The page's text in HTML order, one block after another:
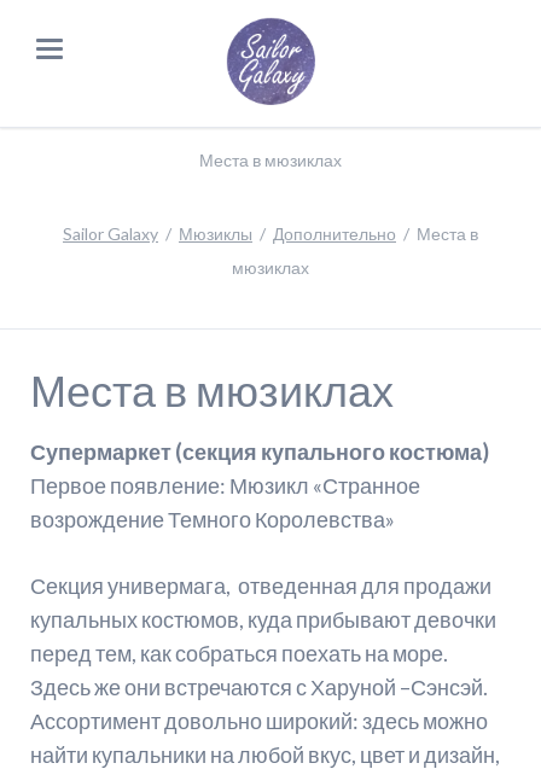
Места в мюзиклах
Sailor Galaxy Мюзиклы Дополнительно
Места в
мюзиклах
Места в мюзиклах
Супермаркет (секция купального костюма)
Первое появление: Мюзикл «Странное
возрождение Темного Королевства»
Секция универмага, отведенная для продажи
купальных костюмов, куда прибывают девочки
перед тем, как собраться поехать на море.
Здесь же они встречаются с Харуной –Сэнсэй.
Ассортимент довольно широкий: здесь можно
найти купальники на любой вкус, цвет и дизайн,